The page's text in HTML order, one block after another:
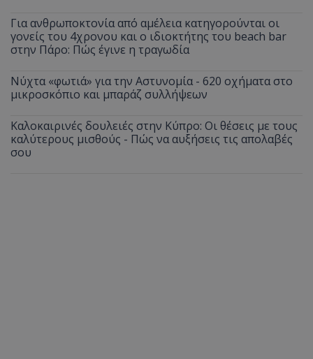
Για ανθρωποκτονία από αμέλεια κατηγορούνται οι
γονείς του 4χρονου και ο ιδιοκτήτης του beach bar
στην Πάρο: Πώς έγινε η τραγωδία
Νύχτα «φωτιά» για την Αστυνομία - 620 οχήματα στο
μικροσκόπιο και μπαράζ συλλήψεων
Καλοκαιρινές δουλειές στην Κύπρο: Οι θέσεις με τους
καλύτερους μισθούς - Πώς να αυξήσεις τις απολαβές
σου